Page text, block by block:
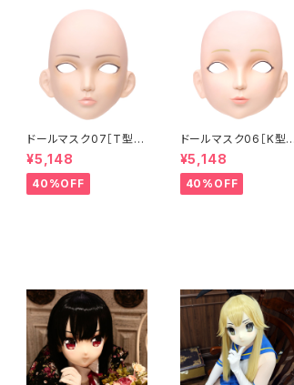
ドールマスク07［T型］
化粧目穴処理済 MASK
07 [DOLL T] Openin
g eye hole and mak
e up
¥5,148
40%OFF
ドールマスク06［K型］
化粧目穴処理 MASK0
6 [DOLL K] Opening
eye hole and make
up
¥5,148
40%OFF